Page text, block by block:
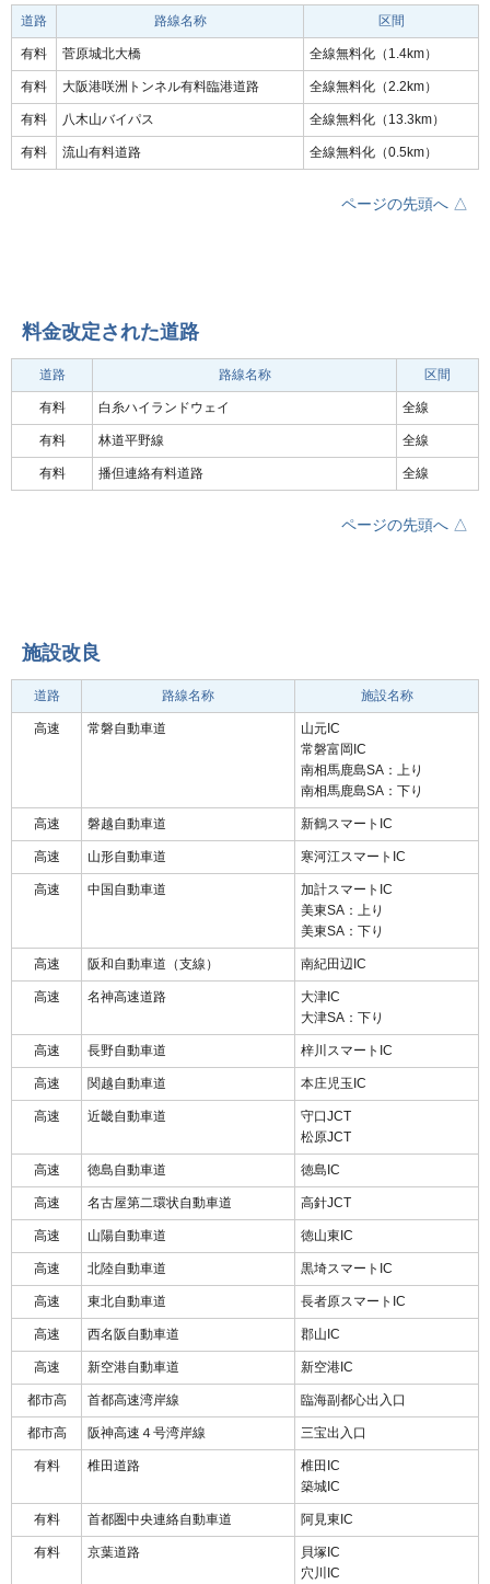
道路 路線名称 区間
有料 菅原城北大橋 全線無料化（1.4km）
有料 大阪港咲洲トンネル有料臨港道路 全線無料化（2.2km）
有料 八木山バイパス 全線無料化（13.3km）
有料 流山有料道路 全線無料化（0.5km）
ページの先頭へ △
料金改定された道路
道路 路線名称 区間
有料 白糸ハイランドウェイ 全線
有料 林道平野線 全線
有料 播但連絡有料道路 全線
ページの先頭へ △
施設改良
道路 路線名称 施設名称
高速 常磐自動車道
山元IC
常磐富岡IC
南相馬鹿島SA：上り
南相馬鹿島SA：下り
高速 磐越自動車道 新鶴スマートIC
高速 山形自動車道 寒河江スマートIC
高速 中国自動車道
加計スマートIC
美東SA：上り
美東SA：下り
高速 阪和自動車道（支線） 南紀田辺IC
高速 名神高速道路
大津IC
大津SA：下り
高速 長野自動車道 梓川スマートIC
高速 関越自動車道 本庄児玉IC
高速 近畿自動車道
守口JCT
松原JCT
高速 徳島自動車道 徳島IC
高速 名古屋第二環状自動車道 高針JCT
高速 山陽自動車道 徳山東IC
高速 北陸自動車道 黒埼スマートIC
高速 東北自動車道 長者原スマートIC
高速 西名阪自動車道 郡山IC
高速 新空港自動車道 新空港IC
都市高 首都高速湾岸線 臨海副都心出入口
都市高 阪神高速４号湾岸線 三宝出入口
有料 椎田道路
椎田IC
築城IC
有料 首都圏中央連絡自動車道 阿見東IC
有料 京葉道路
貝塚IC
穴川IC